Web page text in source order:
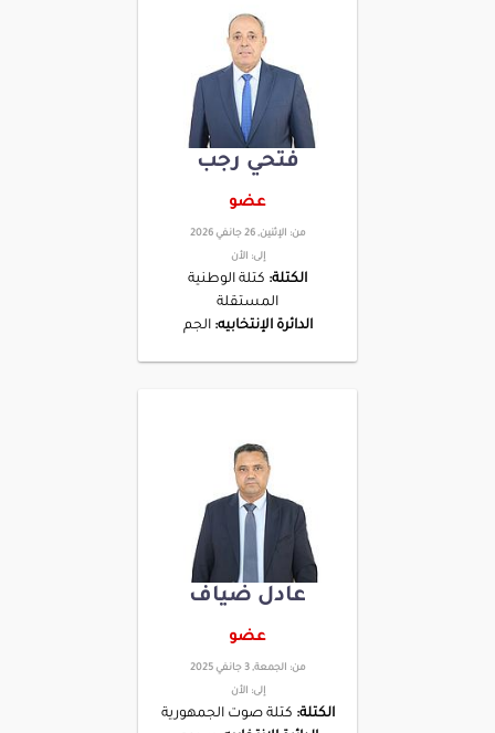
فتحي رجب
عضو
من: الإثنين, 26 جانفي 2026
إلى: الأن
الكتلة: كتلة الوطنية
المستقلة
الدائرة الإنتخابيه: الجم
عادل ضياف
عضو
من: الجمعة, 3 جانفي 2025
إلى: الأن
الكتلة: كتلة صوت الجمهورية